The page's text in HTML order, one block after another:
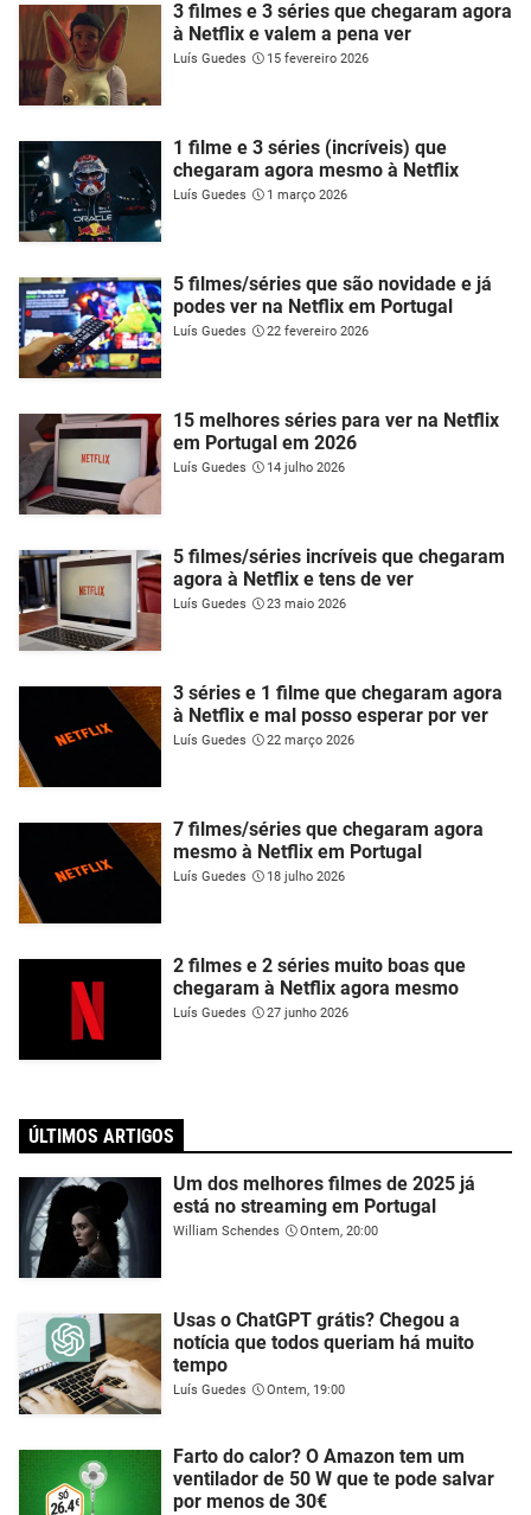
3 filmes e 3 séries que chegaram agora
à Netflix e valem a pena ver
Luís Guedes 15 fevereiro 2026
1 filme e 3 séries (incríveis) que
chegaram agora mesmo à Netflix
Luís Guedes 1 março 2026
5 filmes/séries que são novidade e já
podes ver na Netflix em Portugal
Luís Guedes 22 fevereiro 2026
15 melhores séries para ver na Netflix
em Portugal em 2026
Luís Guedes 14 julho 2026
5 filmes/séries incríveis que chegaram
agora à Netflix e tens de ver
Luís Guedes 23 maio 2026
3 séries e 1 filme que chegaram agora
à Netflix e mal posso esperar por ver
Luís Guedes 22 março 2026
7 filmes/séries que chegaram agora
mesmo à Netflix em Portugal
Luís Guedes 18 julho 2026
2 filmes e 2 séries muito boas que
chegaram à Netflix agora mesmo
Luís Guedes 27 junho 2026
ÚLTIMOS ARTIGOS
Um dos melhores filmes de 2025 já
está no streaming em Portugal
William Schendes Ontem, 20:00
Usas o ChatGPT grátis? Chegou a
notícia que todos queriam há muito
tempo
Luís Guedes Ontem, 19:00
Farto do calor? O Amazon tem um
ventilador de 50 W que te pode salvar
por menos de 30€